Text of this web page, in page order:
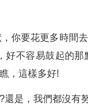
你要花更多時間
不容易鼓起的
，這樣多好!
是，我們都沒有